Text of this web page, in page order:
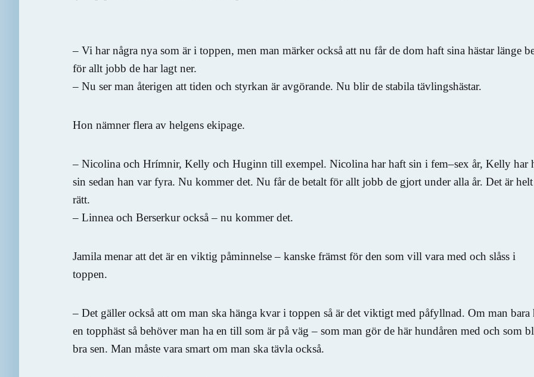
– Vi har några nya som är i toppen, men man märker också att nu får de dom haft sina hästar länge
för allt jobb de har lagt ner.
– Nu ser man återigen att tiden och styrkan är avgörande. Nu blir de stabila tävlingshästar.
Hon nämner flera av helgens ekipage.
– Nicolina och Hrímnir, Kelly och Huginn till exempel. Nicolina har haft sin i fem–sex år, Kelly har
sin sedan han var fyra. Nu kommer det. Nu får de betalt för allt jobb de gjort under alla år. Det är helt
rätt.
– Linnea och Berserkur också – nu kommer det.
Jamila menar att det är en viktig påminnelse – kanske främst för den som vill vara med och slåss i
toppen.
– Det gäller också att om man ska hänga kvar i toppen så är det viktigt med påfyllnad. Om man bara
en topphäst så behöver man ha en till som är på väg – som man gör de här hundåren med och som
bra sen. Man måste vara smart om man ska tävla också.